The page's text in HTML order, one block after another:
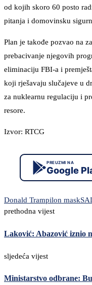
od kojih skoro 60 posto
pitanja i domovinsku
Plan je takođe pozvao na
prebacivanje njegovih
eliminaciju FBI-a i
koji rješavaju slučajeve u
za nuklearnu regulaciju i
resore.
Izvor: RTCG
PREUZMI NA
Google
Donald Trampilon mask
prethodna vijest
Laković: Abazović iznio
sljedeća vijest
Ministarstvo odbrane: